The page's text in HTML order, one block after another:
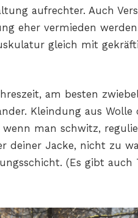
aufrechter. Auch
eher vermieden
gleich mit
am besten
Kleindung aus
wenn man schwitz,
deiner Jacke, nicht zu
(Es gibt